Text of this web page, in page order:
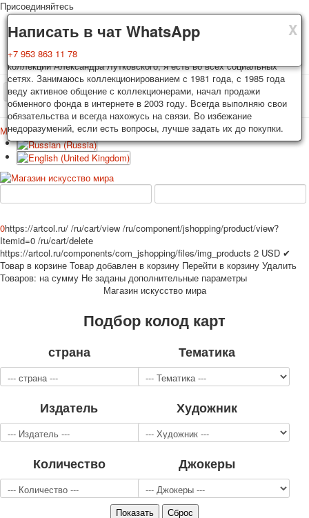
X
Доставка
Колоды, почтовые открытки тщательно упаковываются и
отправляются в течении 3-4 рабочих дней после оплаты.
Исключение: репринт под заказ, такие колоды карт отправляются в
течении 7-8 рабочих дней. Отправка осуществляется почтой России
с треком отслеживания. Цена пересылки зависит от веса и тарифов
почты на момент покупки. По желанию покупателя возможна
отправка СДЕК или другими транспортными компаниями.
X
Гарантия
Вы покупаете колоды игральных карт, почтовые открытки из частной
коллекции Александра Лутковского, я есть во всех социальных
сетях. Занимаюсь коллекционированием с 1981 года, с 1985 года
веду активное общение с коллекционерами, начал продажи
обменного фонда в интернете в 2003 году. Всегда выполняю свои
обязательства и всегда нахожусь на связи. Во избежание
недоразумений, если есть вопросы, лучше задать их до покупки.
X
Написать в чат WhatsApp
+7 953 863 11 78
Присоединяйтесь
TPL_PROTOSTAR_TOGGLE_MENU
Главная Игральные карты Открытки
Меню
Главная
Игральные карты
Классические
Эротические рисунки
Рекламные
Пин-ап
Политические
Нестандартные
Исторические личности
Спорт
Джокеры
Охота и рыбалка
Комбинат Цветной Печати
Недорогие колоды для игры
Юмор
Открытки
Войти
0https://artcol.ru/ /ru/cart/view /ru/component/jshopping/product/view?
Itemid=0 /ru/cart/delete
https://artcol.ru/components/com_jshopping/files/img_products 2 USD ✔
Товар в корзине Товар добавлен в корзину Перейти в корзину Удалить
Товаров: на сумму Не заданы дополнительные параметры
Магазин искусство мира
Подбор колод карт
страна Тематика
Издатель Художник
Количество Джокеры